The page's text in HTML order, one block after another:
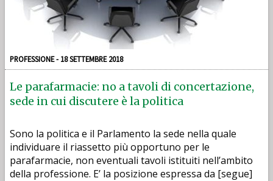
PROFESSIONE - 18 SETTEMBRE 2018
Le parafarmacie: no a tavoli di concertazione,
sede in cui discutere è la politica
Sono la politica e il Parlamento la sede nella quale
individuare il riassetto più opportuno per le
parafarmacie, non eventuali tavoli istituiti nell’ambito
della professione. E’ la posizione espressa da [segue]